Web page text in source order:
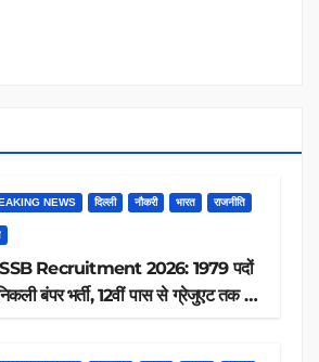
NEWS दिल्ली नौकरी भारत राजनीति
Recruitment 2026: 1979 पदों
बंपर भर्ती, 12वीं पास से ग्रेजुएट तक करें